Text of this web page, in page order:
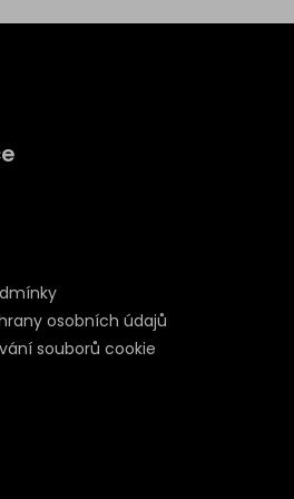
osobních údajů
souborů cookie